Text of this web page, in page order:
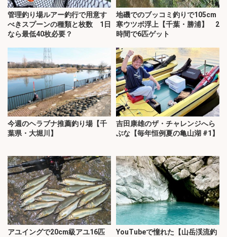
管理釣り場ルアー釣行で用意す
べきスプーンの種類と枚数 1日
なら最低40枚必要？
地磯でのブッコミ釣りで105cm
寒ウツボ浮上【千葉・勝浦】 2
時間で6匹ゲット
今週のヘラブナ推薦釣り場【千
葉県・大堀川】
吉田康雄のザ・チャレンジへら
ぶな【毎年恒例夏の亀山湖 #1】
アユイングで20cm級アユ16匹
YouTubeで憧れた【山岳渓流釣